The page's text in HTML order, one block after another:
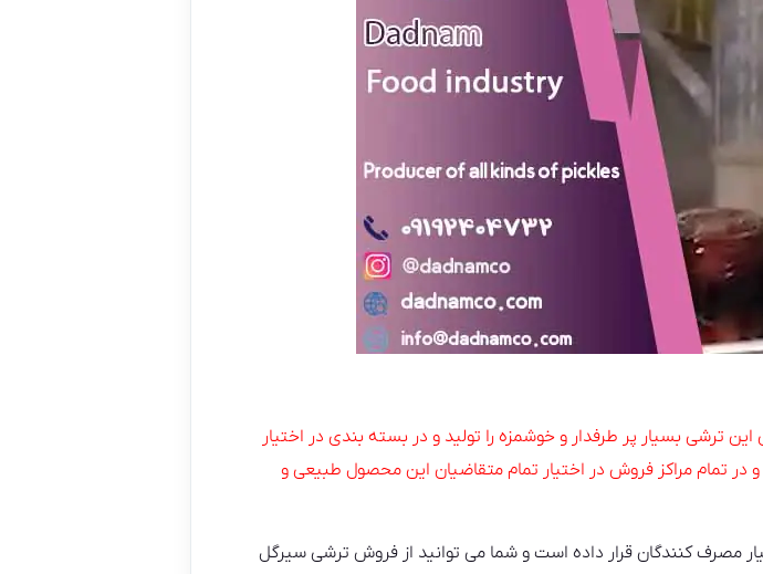
ترشی بسیار پر طرفدار و خوشمزه را تولید و در بسته بندی در اختیار
و در تمام مراکز فروش در اختیار تمام متقاضیان این محصول طبیعی و
مصرف کنندگان قرار داده است و شما می توانید از فروش ترشی سیرگل